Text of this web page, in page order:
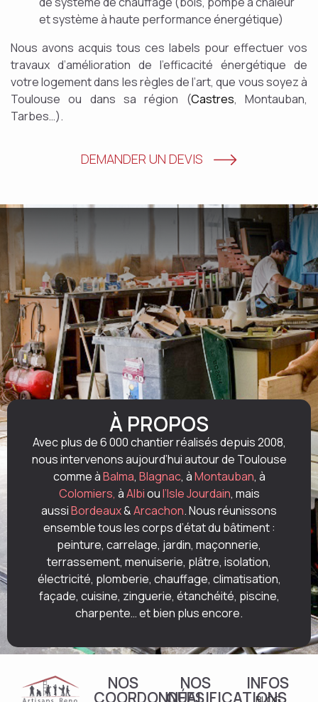
et système à haute performance énergétique)
Nous avons acquis tous ces labels pour effectuer vos
travaux d’amélioration de l’efficacité énergétique de
votre logement dans les règles de l’art, que vous soyez à
Toulouse ou dans sa région (Castres, Montauban,
Tarbes…).
DEMANDER UN DEVIS
À PROPOS
Avec plus de 6 000 chantier réalisés depuis 2008,
nous intervenons aujourd’hui autour de Toulouse
comme àBalma, Blagnac, àMontauban, à
Colomiers, àAlbioul’Isle Jourdain, mais
aussiBordeaux&Arcachon. Nous réunissons
ensemble tous les corps d’état du bâtiment :
peinture, carrelage, jardin, maçonnerie,
terrassement, menuiserie, plâtre, isolation,
électricité, plomberie, chauffage, climatisation,
façade, cuisine, zinguerie, étanchéité, piscine,
charpente… et bien plus encore.
NOS
COORDONNÉES
NOS
QUALIFICATIONS
INFOS